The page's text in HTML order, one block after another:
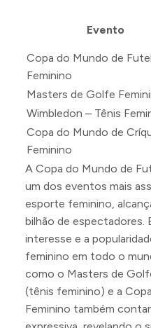
Evento
Copa do Mundo de
Feminino
Masters de Golfe
Wimbledon – Tênis
Copa do Mundo de
Feminino
A Copa do Mundo de
um dos eventos mais
esporte feminino,
bilhão de espectadores.
interesse e a
feminino em todo o
como o Masters de
(tênis feminino) e a
Feminino também